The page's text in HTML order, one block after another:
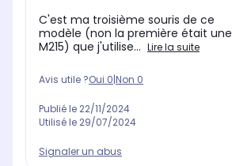
C'est ma troisième souris de ce
modèle (non la première était une
M215) que j'utilise... Lire la suite
Avis utile ?Oui 0 Non 0
Publié le 22/11/2024
Utilisé le 29/07/2024
Signaler un abus